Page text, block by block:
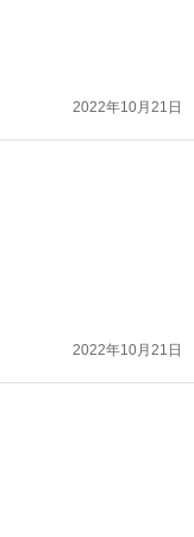
2022年10月21日
2022年10月21日